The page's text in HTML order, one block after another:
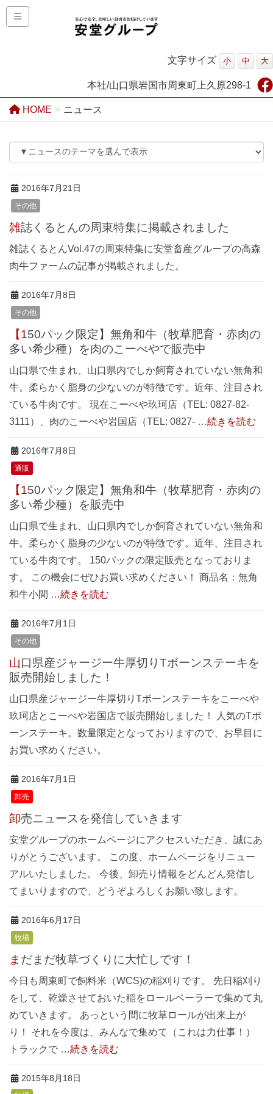
文字サイズ 小 中 大
本社/山口県岩国市周東町上久原298-1
HOME ニュース
2016年7月21日
その他
雑誌くるとんの周東特集に掲載されました
雑誌くるとんVol.47の周東特集に安堂畜産グループの高森
肉牛ファームの記事が掲載されました。
2016年7月8日
その他
【150パック限定】無角和牛（牧草肥育・赤肉の
多い希少種）を肉のこーべやで販売中
山口県で生まれ、山口県内でしか飼育されていない無角和
牛。柔らかく脂身の少ないのが特徴です。近年、注目され
ている牛肉です。 現在こーべや玖珂店（TEL: 0827-82-
3111）、肉のこーべや岩国店（TEL: 0827- …続きを読む
2016年7月8日
通販
【150パック限定】無角和牛（牧草肥育・赤肉の
多い希少種）を販売中
山口県で生まれ、山口県内でしか飼育されていない無角和
牛。柔らかく脂身の少ないのが特徴です。近年、注目され
ている牛肉です。 150パックの限定販売となっておりま
す。 この機会にぜひお買い求めください！ 商品名：無角
和牛小間 …続きを読む
2016年7月1日
その他
山口県産ジャージー牛厚切りTボーンステーキを
販売開始しました！
山口県産ジャージー牛厚切りTボーンステーキをこーべや
玖珂店とこーべや岩国店で販売開始しました！ 人気のTボ
ーンステーキ。数量限定となっておりますので、お早目に
お買い求めください。
2016年7月1日
卸売
卸売ニュースを発信していきます
安堂グループのホームページにアクセスいただき、誠にあ
りがとうございます。 この度、ホームページをリニュー
アルいたしました。 今後、卸売り情報をどんどん発信し
てまいりますので、どうぞよろしくお願い致します。
2016年6月17日
牧場
まだまだ牧草づくりに大忙しです！
今日も周東町で飼料米（WCS)の稲刈りです。 先日稲刈り
をして、乾燥させておいた稲をロールベーラーで集めて丸
めていきます。 あっという間に牧草ロールが出来上が
り！ それを今度は、みんなで集めて（これは力仕事！）
トラックで …続きを読む
2015年8月18日